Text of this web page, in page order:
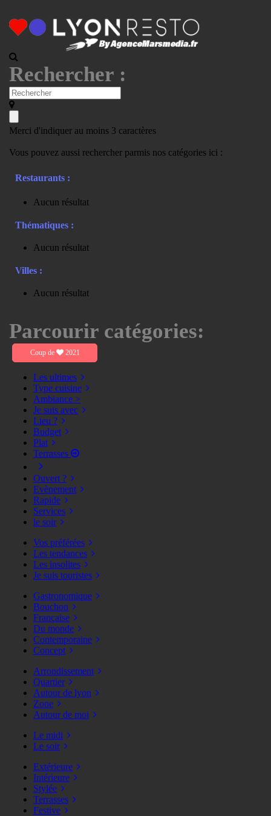
Rechercher :
Merci d'indiquer au moins 3 caractères
Vous pouvez aussi rechercher parmis nos catégories ici :
Restaurants :
Aucun résultat
Thématiques :
Aucun résultat
Villes :
Aucun résultat
Parcourir catégories:
Coup de 2021
Les ultimes
Type cuisine
Ambiance >
Je suis avec
Lieu ?
Budget
Plat
Terrasses
Ouvert ?
Evènement
Rapide
Services
le soir
Vos préférées
Les tendances
Les insolites
Je suis touristes
Gastronomique
Bouchon
Française
Du monde
Contemporaine
Concept
Arrondissement
Quartier
Autour de lyon
Zone
Autour de moi
Le midi
Le soir
Extérieure
Intérieure
Stylée
Terrasses
Festive